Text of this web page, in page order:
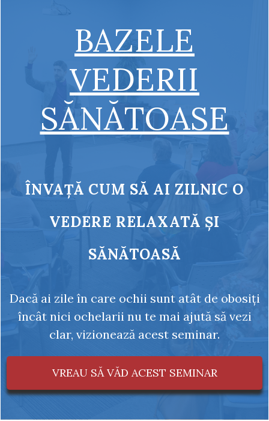
BAZELE
VEDERII
SĂNĂTOASE
ÎNVAȚĂ CUM SĂ AI ZILNIC O
VEDERE RELAXATĂ ȘI
SĂNĂTOASĂ
Dacă ai zile în care ochii sunt atât de obosiți
încât nici ochelarii nu te mai ajută să vezi
clar, vizionează acest seminar.
VREAU SĂ VĂD ACEST SEMINAR